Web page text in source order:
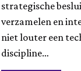
strategische
verzamelen en
niet louter een
discipline…